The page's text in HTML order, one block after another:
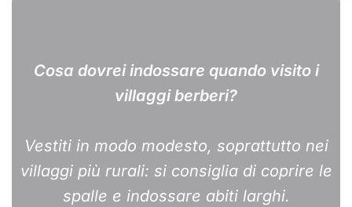
Cosa dovrei indossare quando visito i
villaggi berberi?
Vestiti in modo modesto, soprattutto nei
villaggi più rurali: si consiglia di coprire le
spalle e indossare abiti larghi.